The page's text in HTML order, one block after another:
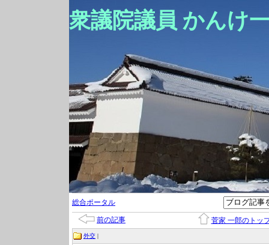
衆議院議員 かんけ
総合ポータル
前の記事 菅家 一郎のトッ
外交 |